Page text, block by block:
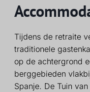
Tijdens de retraite
traditionele
op de achtergrond
berggebieden
Spanje. De Tuin